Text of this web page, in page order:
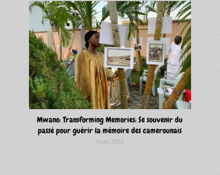
Mwano: Transforming Memories: Se souvenir du
passé pour guérir la mémoire des camerounais
9 juin 2025